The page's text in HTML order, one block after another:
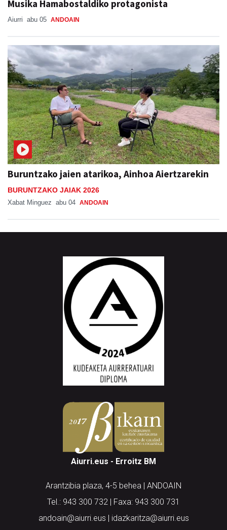
Musika Hamabostaldiko protagonista
Aiurri abu 05 ANDOAIN
Buruntzako jaien atarikoa, Ainhoa Aiertzarekin
BURUNTZAKO JAIAK 2026
Xabat Minguez abu 04 ANDOAIN
Aiurri.eus - Erroitz BM
Arantzibia plaza, 4-5 behea | ANDOAIN
Tel.: 943 300 732 | Faxa: 943 300 731
andoain@aiurri.eus | idazkaritza@aiurri.eus